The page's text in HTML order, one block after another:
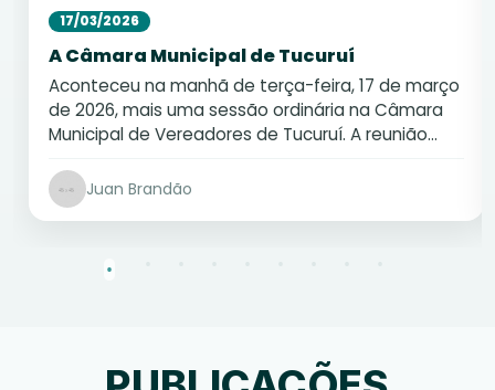
17/03/2026
A Câmara Municipal de Tucuruí
Aconteceu na manhã de terça-feira, 17 de março
de 2026, mais uma sessão ordinária na Câmara
Municipal de Vereadores de Tucuruí. A reunião
Juan Brandão